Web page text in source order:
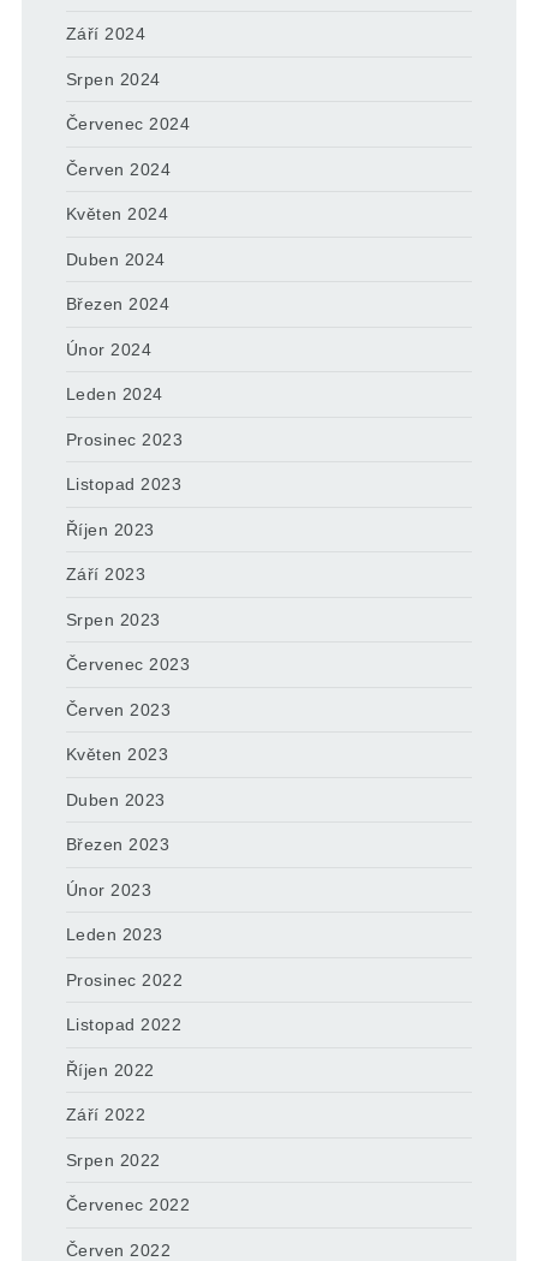
Září 2024
Srpen 2024
Červenec 2024
Červen 2024
Květen 2024
Duben 2024
Březen 2024
Únor 2024
Leden 2024
Prosinec 2023
Listopad 2023
Říjen 2023
Září 2023
Srpen 2023
Červenec 2023
Červen 2023
Květen 2023
Duben 2023
Březen 2023
Únor 2023
Leden 2023
Prosinec 2022
Listopad 2022
Říjen 2022
Září 2022
Srpen 2022
Červenec 2022
Červen 2022